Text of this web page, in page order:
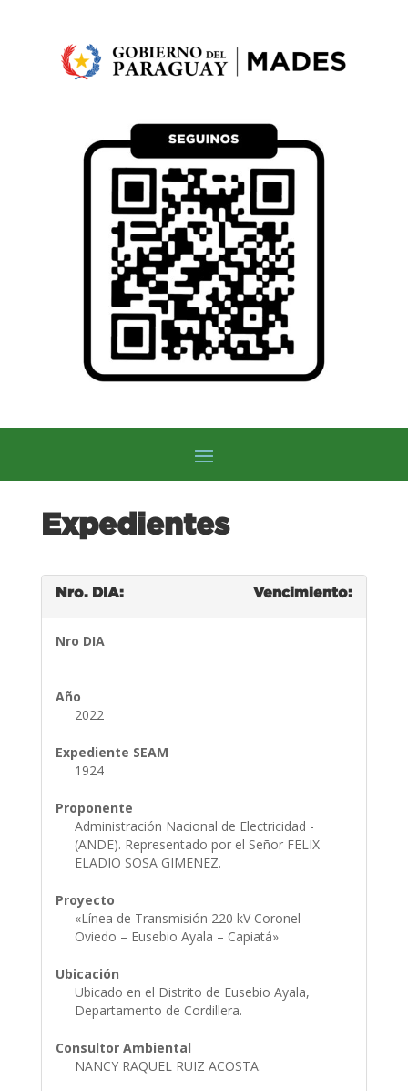
Expedientes
Nro. DIA: Vencimiento:
Nro DIA
Año
2022
Expediente SEAM
1924
Proponente
Administración Nacional de Electricidad -
(ANDE). Representado por el Señor FELIX
ELADIO SOSA GIMENEZ.
Proyecto
«Línea de Transmisión 220 kV Coronel
Oviedo – Eusebio Ayala – Capiatá»
Ubicación
Ubicado en el Distrito de Eusebio Ayala,
Departamento de Cordillera.
Consultor Ambiental
NANCY RAQUEL RUIZ ACOSTA.